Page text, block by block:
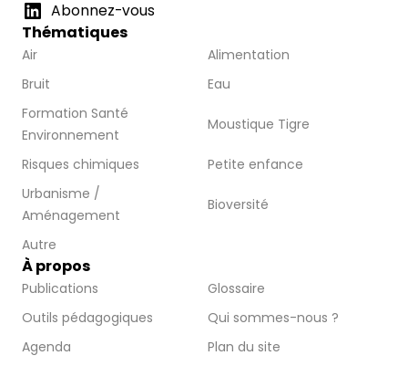
Abonnez-vous
Thématiques
Air
Alimentation
Bruit
Eau
Formation Santé
Environnement
Moustique Tigre
Risques chimiques
Petite enfance
Urbanisme /
Aménagement
Bioversité
Autre
À propos
Publications
Glossaire
Outils pédagogiques
Qui sommes-nous ?
Agenda
Plan du site